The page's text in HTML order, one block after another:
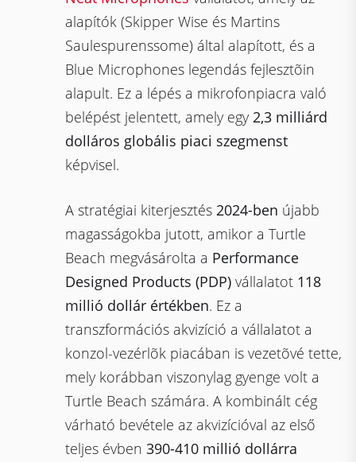
alapítók (Skipper Wise és Martins
Saulespurenssome) által alapított, és a
Blue Microphones legendás fejlesztõin
alapult. Ez a lépés a mikrofonpiacra való
belépést jelentett, amely egy2,3 milliárd
dolláros globális piaci szegmenst
képvisel.
A stratégiai kiterjesztés2024-ben újabb
magasságokba jutott, amikor a Turtle
Beach megvásárolta a Performance
Designed Products (PDP) vállalatot 118
millió dollár értékben. Ez a
transzformációs akvizíció a vállalatot a
konzol-vezérlõk piacában is vezetõvé tette,
mely korábban viszonylag gyenge volt a
Turtle Beach számára. A kombinált cég
várható bevétele az akvizícióval az első
teljes évben390-410 millió dollárra